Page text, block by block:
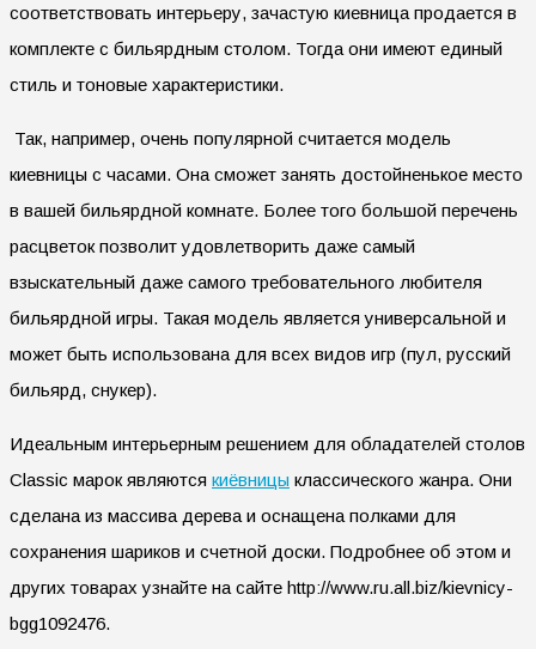
соответствовать интерьеру, зачастую киевница продается в
комплекте с бильярдным столом. Тогда они имеют единый
стиль и тоновые характеристики.
Так, например, очень популярной считается модель
киевницы с часами. Она сможет занять достойненькое место
в вашей бильярдной комнате. Более того большой перечень
расцветок позволит удовлетворить даже самый
взыскательный даже самого требовательного любителя
бильярдной игры. Такая модель является универсальной и
может быть использована для всех видов игр (пул, русский
бильярд, снукер).
Идеальным интерьерным решением для обладателей столов
Classic марок являются киёвницы классического жанра. Они
сделана из массива дерева и оснащена полками для
сохранения шариков и счетной доски. Подробнее об этом и
других товарах узнайте на сайте http://www.ru.all.biz/kievnicy-
bgg1092476.